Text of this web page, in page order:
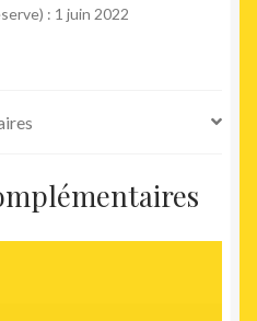
: 1 juin 2022